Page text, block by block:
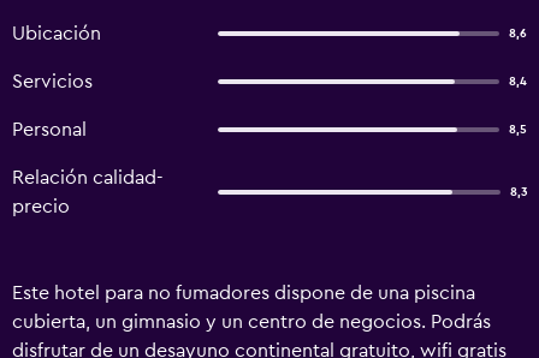
Ubicación 8,6
Servicios 8,4
Personal 8,5
Relación calidad-
precio
8,3
Este hotel para no fumadores dispone de una piscina
cubierta, un gimnasio y un centro de negocios. Podrás
disfrutar de un desayuno continental gratuito, wifi gratis